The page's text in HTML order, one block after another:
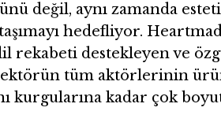
değil, aynı zamanda
hedefliyor.
rekabeti destekleyen ve
sektörün tüm aktörlerinin
kurgularına kadar çok